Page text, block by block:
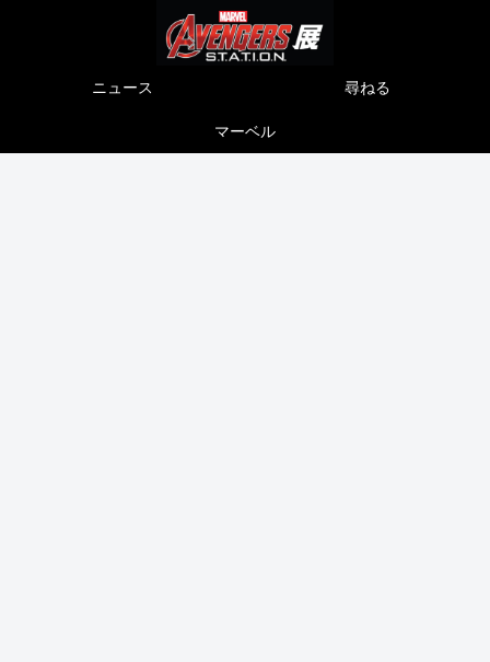
ニュース 尋ねる
マーベル